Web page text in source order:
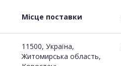
Місце поставки
11500, Україна,
Житомирська область,